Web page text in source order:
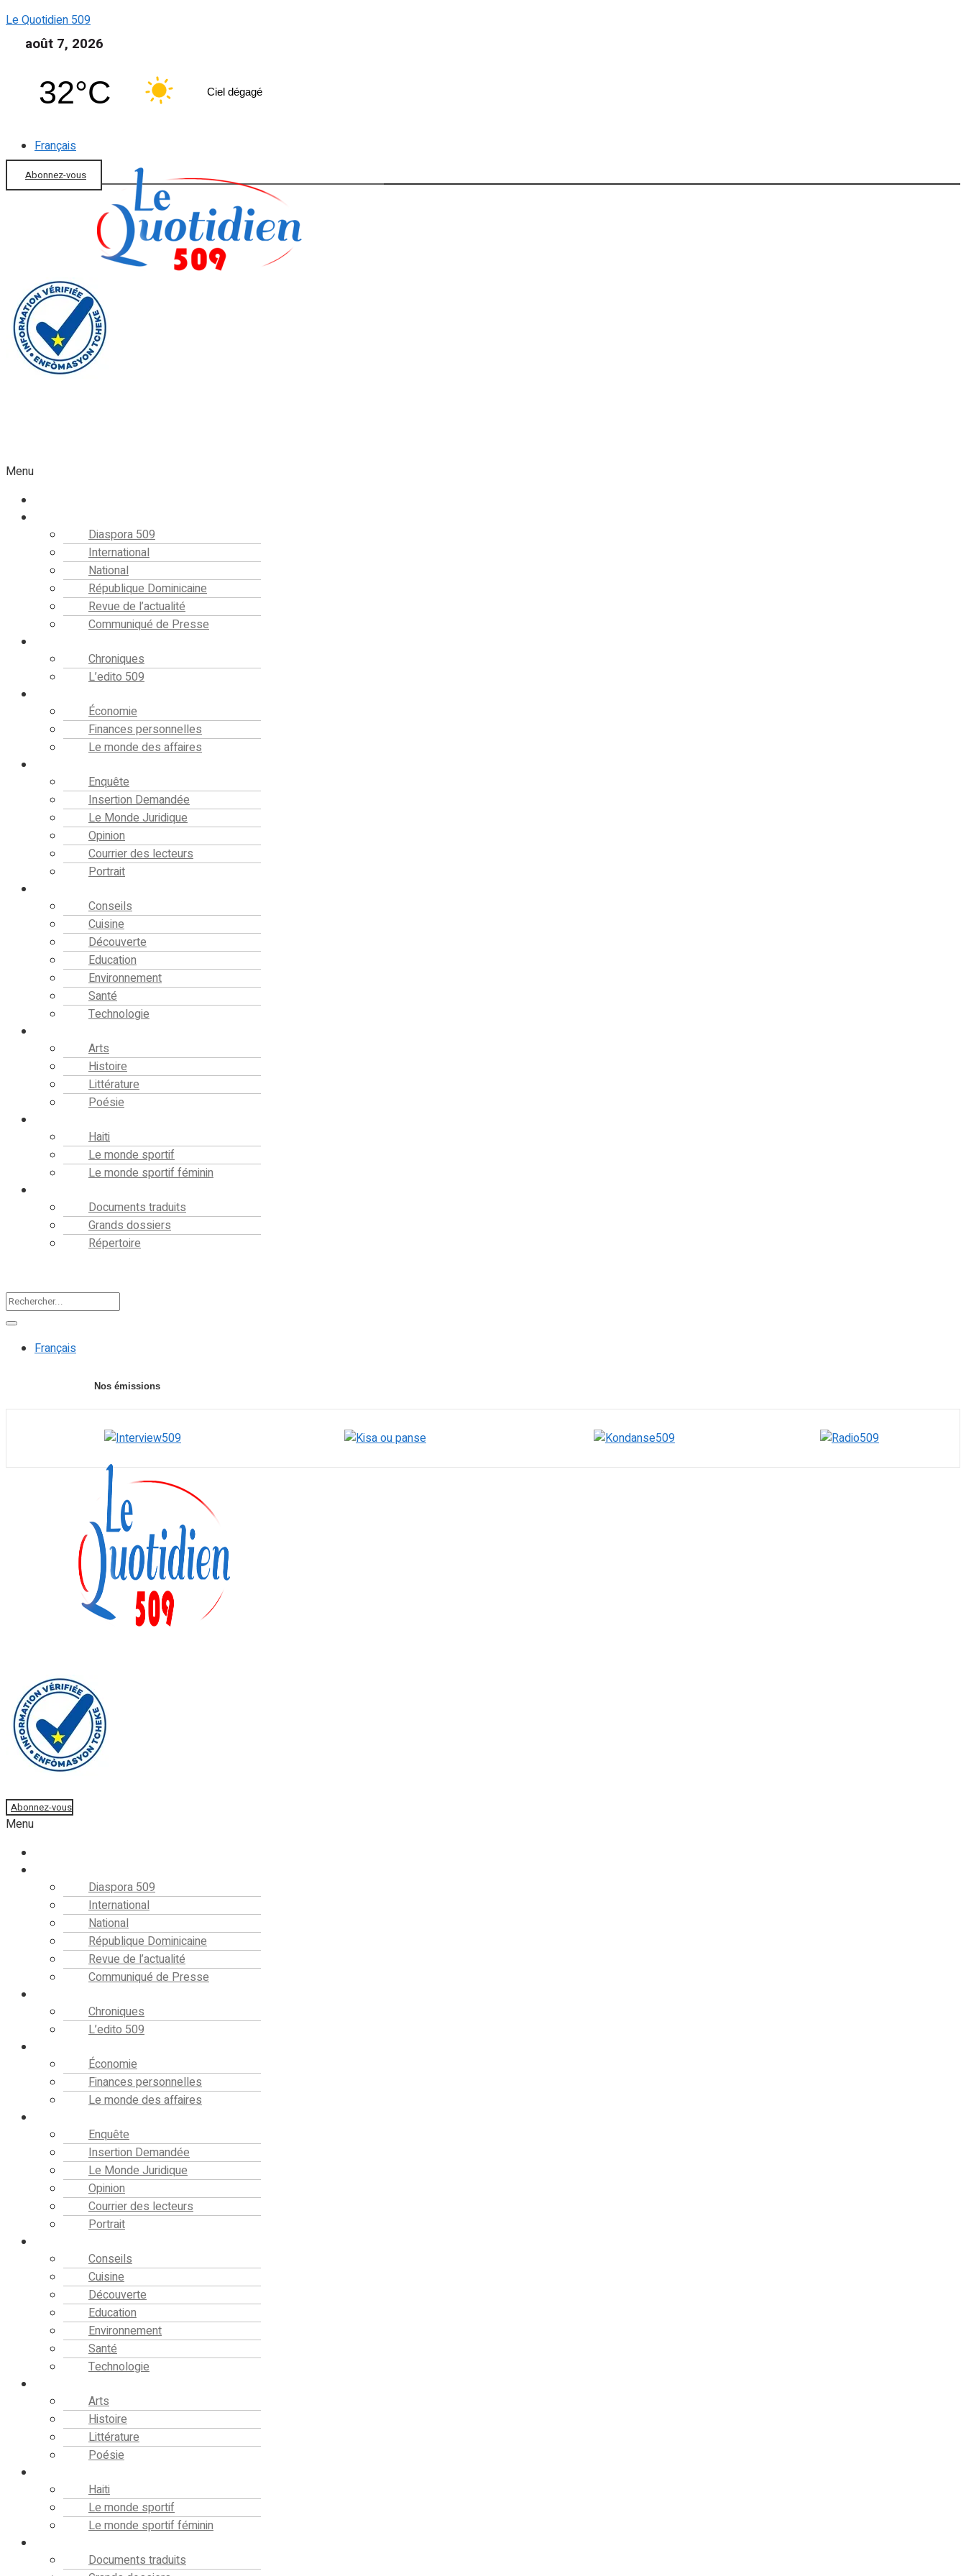
Le Quotidien 509
août 7, 2026
32°C Ciel dégagé
Français
Abonnez-vous
Menu
Diaspora 509
International
National
République Dominicaine
Revue de l’actualité
Communiqué de Presse
Chroniques
L’edito 509
Économie
Finances personnelles
Le monde des affaires
Enquête
Insertion Demandée
Le Monde Juridique
Opinion
Courrier des lecteurs
Portrait
Conseils
Cuisine
Découverte
Education
Environnement
Santé
Technologie
Arts
Histoire
Littérature
Poésie
Haiti
Le monde sportif
Le monde sportif féminin
Documents traduits
Grands dossiers
Répertoire
Français
Nos émissions
Abonnez-vous
Menu
Diaspora 509
International
National
République Dominicaine
Revue de l’actualité
Communiqué de Presse
Chroniques
L’edito 509
Économie
Finances personnelles
Le monde des affaires
Enquête
Insertion Demandée
Le Monde Juridique
Opinion
Courrier des lecteurs
Portrait
Conseils
Cuisine
Découverte
Education
Environnement
Santé
Technologie
Arts
Histoire
Littérature
Poésie
Haiti
Le monde sportif
Le monde sportif féminin
Documents traduits